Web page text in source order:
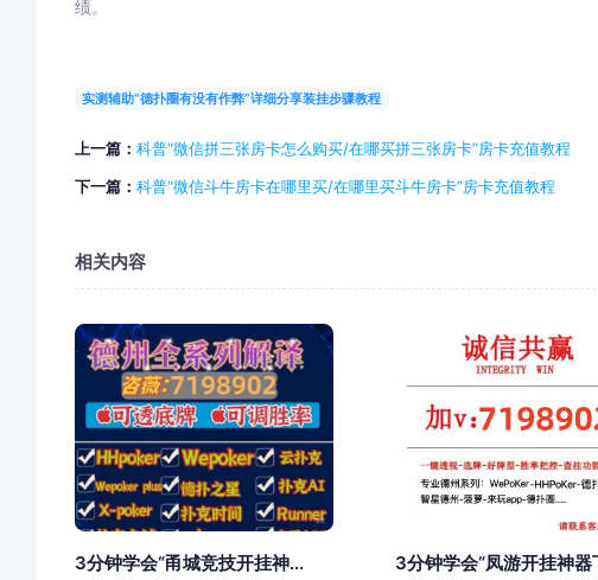
绩。
实测辅助“德扑圈有没有作弊”详细分享装挂步骤教程
上一篇： 科普“微信拼三张房卡怎么购买/在哪买拼三张房卡”房卡充值教程
下一篇： 科普“微信斗牛房卡在哪里买/在哪里买斗牛房卡”房卡充值教程
相关内容
3分钟学会“甬城竞技开挂神... 3分钟学会“凤游开挂神器